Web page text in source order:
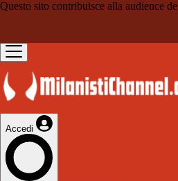
Questo sito contribuisce alla audience de
Accedi